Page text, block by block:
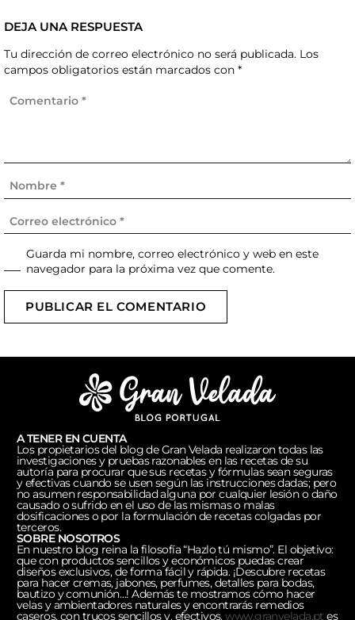
DEJA UNA RESPUESTA
Tu dirección de correo electrónico no será publicada. Los
campos obligatorios están marcados con *
Guarda mi nombre, correo electrónico y web en este
navegador para la próxima vez que comente.
PUBLICAR EL COMENTARIO
A TENER EN CUENTA
Los propietarios del blog de Gran Velada realizaron todas las
investigaciones y pruebas razonables en las recetas de su
autoría para procurar que sus recetas y fórmulas sean seguras
y efectivas cuando se usen según las instrucciones dadas; pero
no asumen responsabilidad alguna por cualquier lesión o daño
causado o sufrido en el uso de las mismas o malas
dosificaciones o por la formulación de recetas colgadas por
terceros.
SOBRE NOSOTROS
En nuestro blog reina la filosofía “Hazlo tú mismo”. El objetivo:
que con productos sencillos y económicos puedas crear
diseños exclusivos, de forma fácil y rápida. ¡Descubre recetas
para hacer cremas, jabones, perfumes, detalles para bodas,
bautizo y comunión…! Además te mostramos cómo hacer
velas y ambientadores naturales y encontrarás remedios
caseros, con trucos sencillos y. efectivos.www.granvelada.pt es